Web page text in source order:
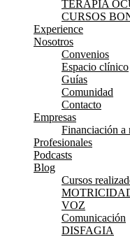
TERAPIA
CURSOS
Experience
Nosotros
Convenios
Espacio clínico
Guías
Comunidad
Contacto
Empresas
Financiación a
Profesionales
Podcasts
Blog
Cursos
VOZ
Comunicación
DISFAGIA